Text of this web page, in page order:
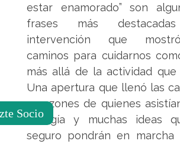
estar enamorado” son
frases más
intervención que
caminos para cuidarnos
más allá de la actividad que
Una apertura que llenó las
corazones de quienes
energía y muchas ideas
seguro pondrán en
Socio